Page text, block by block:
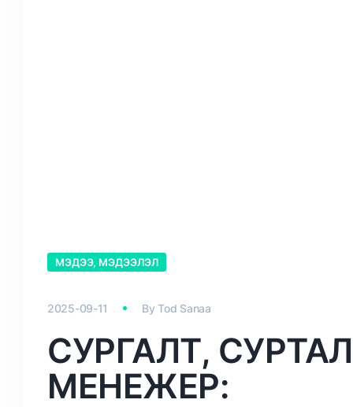
МЭДЭЭ, МЭДЭЭЛЭЛ
2025-09-11 ByTod Sanaa
СУРГАЛТ,
МЕНЕЖЕР: